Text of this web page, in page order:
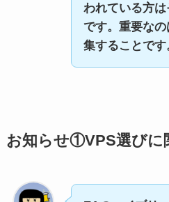
われている方
です。重要な
集することです
お知らせ①VPS選びに